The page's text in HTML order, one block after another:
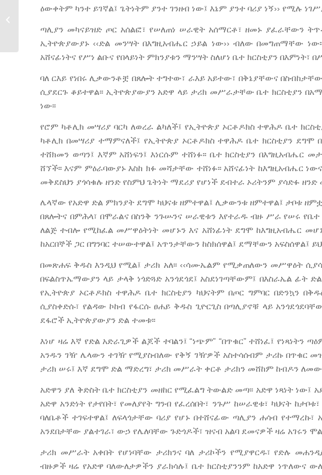
ዕውቀትም ካንተ ይገኛል፤ ጌትነትም ያንተ ገንዘብ ነው፤ እኔም ያንተ ባሪያ ነኝ›› የሚሉ
ጣሊያን መካናይዝድ ጦር አሰልፎ፣ የሠለጠነ ሠራዊት አሰማርቶ፣ ዘመኑ ያፈራቸውን
ኢትዮጵያውያኑ ‹‹ድል መንሣት በእግዚአብሔር ኃይል ነው›› ብለው በመግጠማቸው
አሸናፊነትና የሥነ ልቡና የበላይነት ምክንያቱን ማንሣት ስለሆነ ቤተ ክርስቲያን በእምነት፣
ባለ ርእይ የነበሩ ሊቃውንቶቿ በጸሎት ተግተው፣ ራእይ አይተው፣ በቅኔያቸውና በስብከታቸው
ሲያደርጉ ቆይተዋል፡፡ ኢትዮጵያውያን አድዋ ላይ ታሪክ መሥራታቸው ቤተ ክርስቲያን
ነው፡፡
የሮም ካቶሊክ መሣሪያ ባርካ ለወረራ ልካለች፤ የኢትዮጵያ ኦርቶዶክስ ተዋሕዶ ቤተ
ካቶሊክ በመሣሪያ ተማምናለች፤ የኢትዮጵያ ኦርቶዶክስ ተዋሕዶ ቤተ ክርስቲያን ደግሞ
ተሸክመን ወጣን፤ እኛም አሸነፍን፤ እነርሱም ተሸነፉ፡፡ ቤተ ክርስቲያን
ሸኘች፡፡ እናም ምዕራባውያኑ እስከ ክፉ መሻታቸው ተሸነፉ፡፡ አሸናፊነት ከእግዚአብሔር
መቅደስህን ያጎሳቁሉ ዘንድ የስምህ ጌትነት ማደሪያ የሆነች ደብተራ ኦሪትንም ያሳድፉ ዘንድ
ሌላኛው የአድዋ ድል ምክንያት ደግሞ ካህናቱ ዘምተዋል፤ ሊቃውንቱ ዘምተዋል፤ ታቦቱ
በጸሎትና በምሕላ፣ በሞራልና በስንቅ ንጉሡንና ሠራዊቱን እየተራዱ ብዙ ሥራ የሠሩ የቤተ
ለልጅ ተብሎ የሚከፈል መሥዋዕትነት መሆኑን እና አሸነፊነት ደግሞ ከእግዚአብሔር
ከአርበኞች ጋር በግንባር ተሠውተዋል፤ አጥንታቸውን ከስክሰዋል፤ ደማቸውን አፍስሰዋል፤
በመጽሐፍ ቅዱስ እንዲህ የሚል፤ ታሪክ አለ፡፡ ‹‹ሳሙኤልም የሚቃጠለውን መሥዋዕት
በፍልስጥኤማውያን ላይ ታላቅ ነጎድጓድ አንጎደጎደ፤ አስደነገጣቸውም፤ በእስራኤል ፊት
የኢትዮጵያ ኦርቶዶክስ ተዋሕዶ ቤተ ክርስቲያን ካህናትም በጦር ግምባር በድንኳን
ሲያስቀድሱ፣ የልዳው ኮከብ የፋርሱ ፀሐይ ቅዱስ ጊዮርጊስ በጣሊያኖቹ ላይ
ደፋሮች ኢትዮጵያውያን ድል ተመቱ፡፡
እነሆ ዛሬ እኛ የድል አድራጊዎች ልጆች ተባልን፤ “ነጭም” “በጥቁር” ተሸነፈ፤
አንዱን ገዥ ሌላውን ተገዥ የሚያስብለው የቅኝ ገዥዎች አስተሳሰብም ታሪኩ በጥቁር
ታሪክ ሠሩ፤ እኛ ደግሞ ድል ማድረግ፣ ታሪክ መሥራት ቀርቶ ታሪክን መሸከም ከብዶን
አድዋን ያለ ቅድስት ቤተ ክርስቲያን መዘከር የሚፈልግ ትውልድ መጣ፡፡ አድዋ ነጻነት ነው፤
አድዋ አንድነት የታየበት፣ የመለያየት ግንብ የፈረሰበት፣ ንጉሥ ከሠራዊቱ፣ ካህናት ከታቦቱ፣
ባለቤቶች ተገፍተዋል፤ ለፍላጎታቸው ባሪያ የሆኑ በተሸናፊው ጣሊያን ሐሳብ
አንደበታቸው ያልተገራ፣ ውኃ የሌለባቸው ጉድጎዶች፣ ዝናብ አልባ ደመናዎች ዛሬ አገሩን
ታሪክ መሥራት አቀበት የሆነባቸው ታሪክንና ባለ ታሪኮችን የሚያዋርዱ፣ የድሉ
ብዙዎች ዛሬ የአድዋ ባለውለታዎችን ያራክሳሉ፤ ቤተ ክርስቲያንንም ከአድዋ ነጥለውና
ማኅበረ ቅዱሳን ከቤተ ክርስቲያን ህልውና